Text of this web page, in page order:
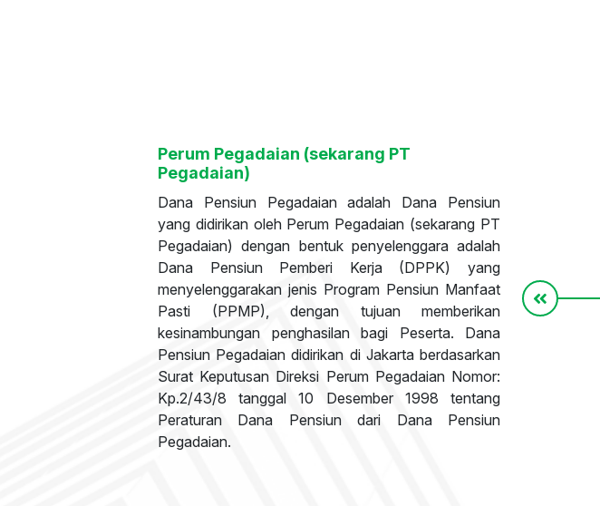
Perum Pegadaian (sekarang PT
Pegadaian)
Dana Pensiun Pegadaian adalah Dana Pensiun
yang didirikan oleh Perum Pegadaian (sekarang PT
Pegadaian) dengan bentuk penyelenggara adalah
Dana Pensiun Pemberi Kerja (DPPK) yang
menyelenggarakan jenis Program Pensiun Manfaat
Pasti (PPMP), dengan tujuan memberikan
kesinambungan penghasilan bagi Peserta. Dana
Pensiun Pegadaian didirikan di Jakarta berdasarkan
Surat Keputusan Direksi Perum Pegadaian Nomor:
Kp.2/43/8 tanggal 10 Desember 1998 tentang
Peraturan Dana Pensiun dari Dana Pensiun
Pegadaian.